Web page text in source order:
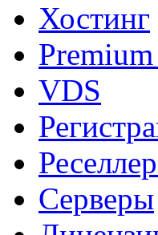
Хостинг
VDS
Серверы